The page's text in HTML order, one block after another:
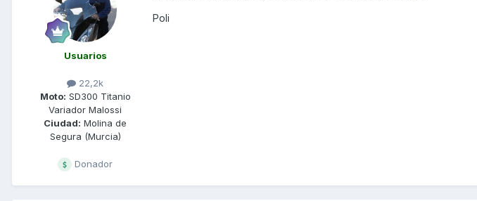
Usuarios
22,2k
Moto: SD300 Titanio
Variador Malossi
Ciudad: Molina de
Segura (Murcia)
Donador
Poli